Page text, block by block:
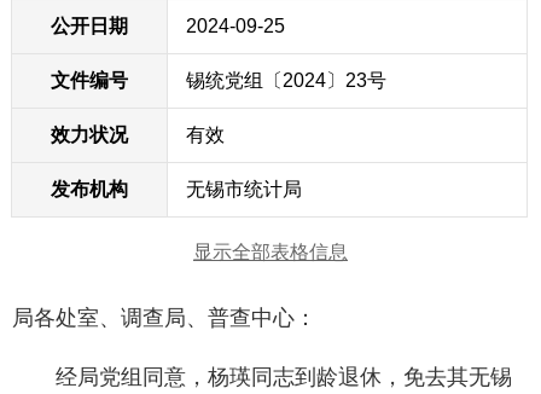
公开日期 2024-09-25
文件编号 锡统党组〔2024〕23号
效力状况 有效
发布机构 无锡市统计局
显示全部表格信息
局各处室、调查局、普查中心：
经局党组同意，杨瑛同志到龄退休，免去其无锡